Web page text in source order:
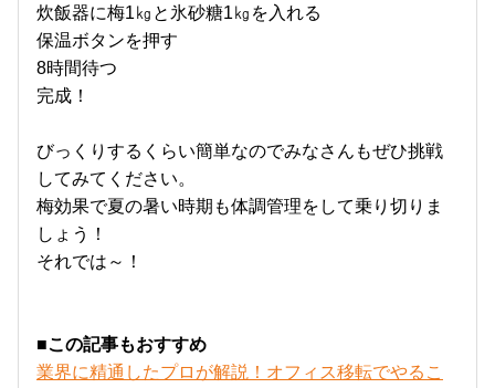
炊飯器に梅1㎏と氷砂糖1㎏を入れる
保温ボタンを押す
8時間待つ
完成！
びっくりするくらい簡単なのでみなさんもぜひ挑戦
してみてください。
梅効果で夏の暑い時期も体調管理をして乗り切りま
しょう！
それでは～！
■この記事もおすすめ
業界に精通したプロが解説！オフィス移転でやるこ